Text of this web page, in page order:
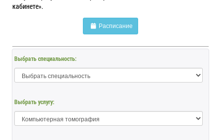
кабинете».
Расписание
Выбрать специальность:
Выбрать услугу: